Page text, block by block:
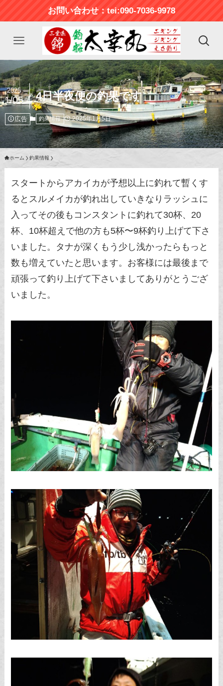
お問い合わせ：tei:090-7036-9978
4日半夜便の釣果です
2025
1/05
広告 釣果情報 2025年1月5日
ホーム 釣果情報
スタートからアカイカが予想以上に釣れて暫くす
るとスルメイカが釣れ出していきなりラッシュに
入ってその後もコンスタントに釣れて30杯、20
杯、10杯超えで他の方も5杯〜9杯釣り上げて下さ
いました。タナが深くもう少し浅かったらもっと
数も増えていたと思います。お客様には最後まで
頑張って釣り上げて下さいましてありがとうござ
いました。